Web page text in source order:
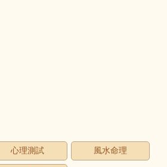
心理測試 風水命理